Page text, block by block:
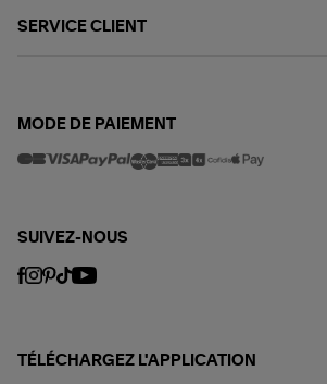
SERVICE CLIENT
MODE DE PAIEMENT
SUIVEZ-NOUS
TÉLÉCHARGEZ L'APPLICATION